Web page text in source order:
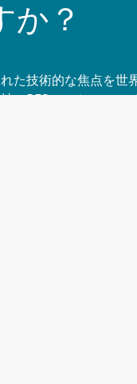
か？
た技術的な焦点を世
のRESオークション